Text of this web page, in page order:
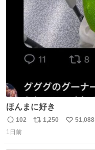
数
ほんまに好き
返
信
102
リ
1,250
い
51,088
1日前